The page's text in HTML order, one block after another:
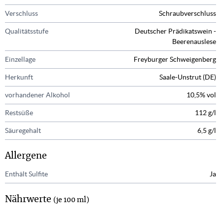
Verschluss Schraubverschluss
Qualitätsstufe
Deutscher Prädikatswein -
Beerenauslese
Einzellage Freyburger Schweigenberg
Herkunft Saale-Unstrut (DE)
vorhandener Alkohol 10,5% vol
Restsüße 112 g/l
Säuregehalt 6,5 g/l
Allergene
Enthält Sulfite Ja
Nährwerte (je 100 ml)